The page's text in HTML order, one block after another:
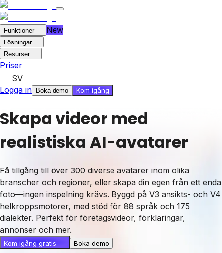
Funktioner New
Lösningar
Resurser
Priser
SV
Logga in
Boka demo Kom igång
Skapa videor med
realistiska AI-avatarer
Få tillgång till över 300 diverse avatarer inom olika
branscher och regioner, eller skapa din egen från ett enda
foto—ingen inspelning krävs. Byggd på V3 ansikts- och V4
helkroppsmotorer, med stöd för 88 språk och 175
dialekter. Perfekt för företagsvideor, förklaringar,
annonser och mer.
Kom igång gratis Boka demo